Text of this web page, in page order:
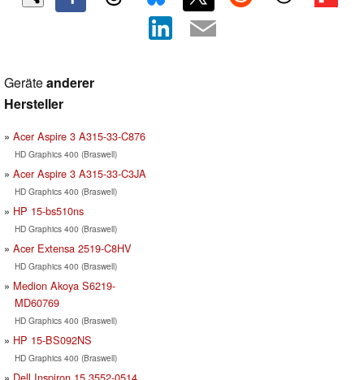
Geräteanderer
Hersteller
Acer Aspire 3 A315-33-C876
HD Graphics 400 (Braswell)
Acer Aspire 3 A315-33-C3JA
HD Graphics 400 (Braswell)
HP 15-bs510ns
HD Graphics 400 (Braswell)
Acer Extensa 2519-C8HV
HD Graphics 400 (Braswell)
Medion Akoya S6219-
MD60769
HD Graphics 400 (Braswell)
HP 15-BS092NS
HD Graphics 400 (Braswell)